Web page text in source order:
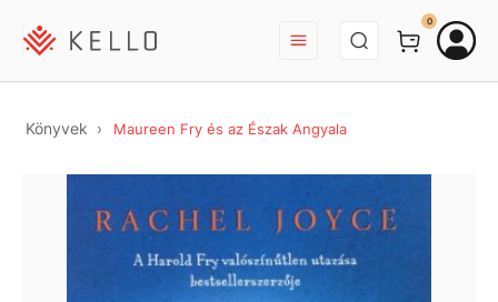
BEJELENTKEZÉS
0
Könyvek Maureen Fry és az Észak Angyala